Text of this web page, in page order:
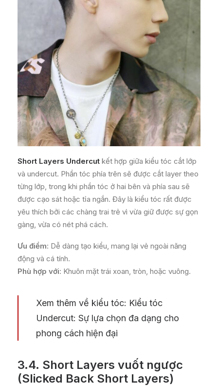
Short Layers Undercut kết hợp giữa kiểu tóc cắt lớp
và undercut. Phần tóc phía trên sẽ được cắt layer theo
từng lớp, trong khi phần tóc ở hai bên và phía sau sẽ
được cạo sát hoặc tỉa ngắn. Đây là kiểu tóc rất được
yêu thích bởi các chàng trai trẻ vì vừa giữ được sự gọn
gàng, vừa có nét phá cách.
Ưu điểm: Dễ dàng tạo kiểu, mang lại vẻ ngoài năng
động và cá tính.
Phù hợp với: Khuôn mặt trái xoan, tròn, hoặc vuông.
Xem thêm về kiểu tóc: Kiểu tóc
Undercut: Sự lựa chọn đa dạng cho
phong cách hiện đại
3.4. Short Layers vuốt ngược
(Slicked Back Short Layers)